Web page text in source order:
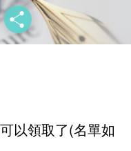
分享
以領取了(名單如